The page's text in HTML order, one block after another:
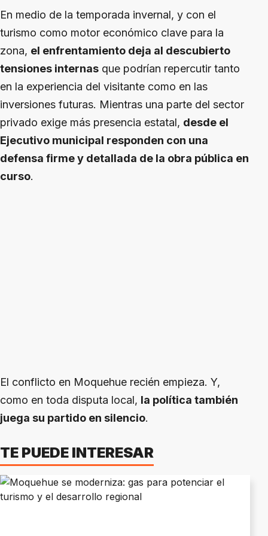
En medio de la temporada invernal, y con el
turismo como motor económico clave para la
zona, el enfrentamiento deja al descubierto
tensiones internas que podrían repercutir tanto
en la experiencia del visitante como en las
inversiones futuras. Mientras una parte del sector
privado exige más presencia estatal, desde el
Ejecutivo municipal responden con una
defensa firme y detallada de la obra pública en
curso.
El conflicto en Moquehue recién empieza. Y,
como en toda disputa local, la política también
juega su partido en silencio.
TE PUEDE INTERESAR